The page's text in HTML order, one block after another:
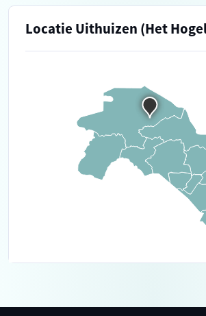
Locatie Uithuizen (Het